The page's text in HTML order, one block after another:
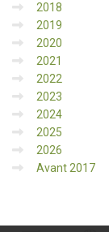
2018
2019
2020
2021
2022
2023
2024
2025
2026
Avant 2017